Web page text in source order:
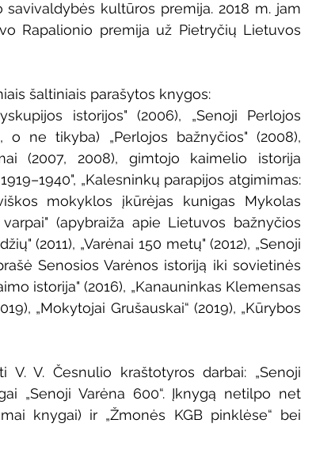
savivaldybės kultūros premija. 2018 m. jam
Rapalionio premija už Pietryčių Lietuvos
šaltiniais parašytos knygos:
istorijos" (2006), „Senoji Perlojos
ne tikyba) „Perlojos bažnyčios" (2008),
(2007, 2008), gimtojo kaimelio istorija
„Kalesninkų parapijos atgimimas:
mokyklos įkūrėjas kunigas Mykolas
(apybraiža apie Lietuvos bažnyčios
(2011), „Varėnai 150 metų" (2012), „Senoji
Senosios Varėnos istoriją iki sovietinės
istorija" (2016), „Kanauninkas Klemensas
„Mokytojai Grušauskai“ (2019), „Kūrybos
V. Česnulio kraštotyros darbai: „Senoji
„Senoji Varėna 600“. Įknygą netilpo net
knygai) ir „Žmonės KGB pinklėse“ bei